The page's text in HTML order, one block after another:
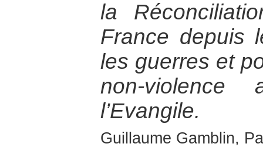
la
France depuis
les guerres et
non-violence
l’Evangile.
Guillaume Gamblin,